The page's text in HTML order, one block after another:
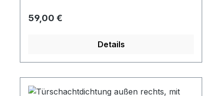
Regulärer Preis:
59,00 €
Details